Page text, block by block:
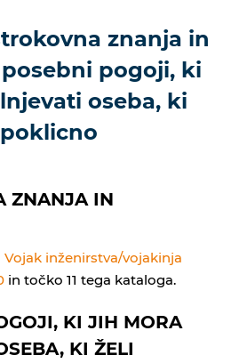
znanja in
pogoji, ki
oseba, ki
ZNANJA IN
Vojak inženirstva/vojakinja
in točko 11 tega kataloga.
KI JIH MORA
KI ŽELI